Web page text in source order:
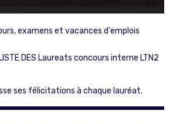
examens et vacances d'emplois
LISTE DES Laureats concours interne LTN2
ses félicitations à chaque lauréat.